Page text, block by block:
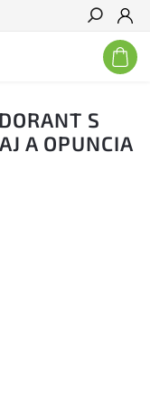
Hľadať
S
A OPUNCIA